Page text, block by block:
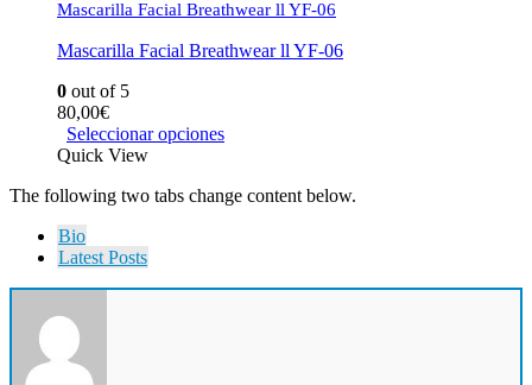
Mascarilla Facial Breathwear ll YF-06
Mascarilla Facial Breathwear ll YF-06
0 out of 5
80,00€
Seleccionar opciones
Quick View
The following two tabs change content below.
Bio
Latest Posts